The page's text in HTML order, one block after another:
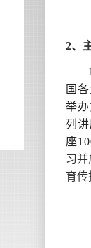
2、
国
举
列
座
习
育传